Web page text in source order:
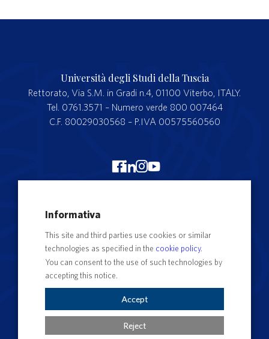
Università degli Studi della Tuscia
Rettorato, Via S.M. in Gradi n.4, 01100 Viterbo, ITALY.
Tel. 0761.3571 – Numero verde 800 007464
C.F. 80029030568 – P.IVA 00575560560
Merchandising Unitus
Segreteria studenti
Complaints form
Contact Directory
Cookie Settings
Informativa
This site and third parties use cookies or similar
technologies as specified in the cookie policy.
You can consent to the use of such technologies by
accepting this notice.
Accept
Reject